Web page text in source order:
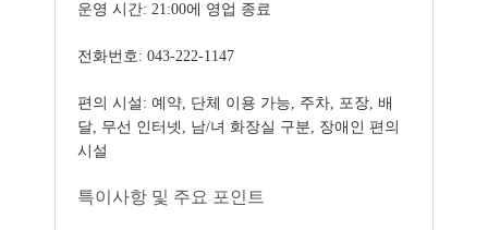
운영 시간: 21:00에 영업 종료
전화번호: 043-222-1147
편의 시설: 예약, 단체 이용 가능, 주차, 포장, 배
달, 무선 인터넷, 남/녀 화장실 구분, 장애인 편의
시설
특이사항 및 주요 포인트